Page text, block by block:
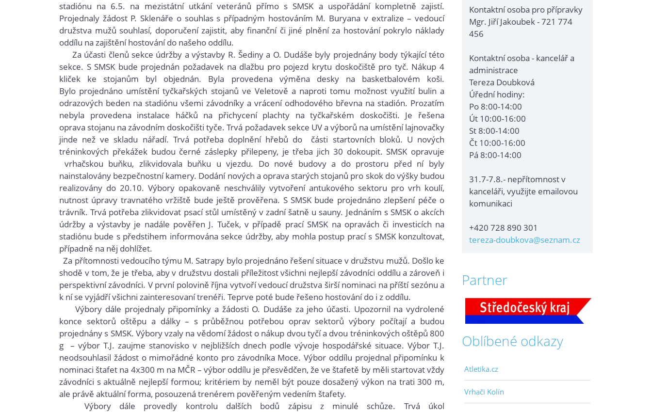
Kontaktní osoba pro přípravky
Mgr. Jiří Jakoubek - 721 774
456
Kontaktní osoba - kancelář a
administrace
Tereza Doubková
Úřední hodiny:
Po 8:00-14:00
Út 10:00-16:00
St 8:00-14:00
Čt 10:00-16:00
Pá 8:00-14:00
31.7-7.8.- nepřítomnost v
kanceláři, využijte emailovou
komunikaci
+420 728 890 301
tereza-doubkova@seznam.cz
Partner
Oblíbené odkazy
Atletika.cz
Vrhači Kolín
stadiónu na 6.5. na mezistátní utkání veteránů přímo s SMSK a uspořádání kompletně zajistí.
Projednaly žádost P. Sklenáře o souhlas s případným hostováním M. Buryana v extralize – vedoucí
družstva mužů souhlasí, doporučení zajistit, aby finanční či jiné plnění za hostování pokrylo náklady
oddílu na zajištění hostování do našeho oddílu.
Za účasti členů sekce údržby a výstavby R. Šediny a O. Dudáše byly projednány body týkající této
sekce. S SMSK bude projednán požadavek na dlažbu pro pojezd krytu doskočiště pro tyč. Nákup 4
kliček ke stojanům byl objednán. Byla provedena
výměna desky na basketbalovém koši.
Bylo projednáno umístění tyčkařských stojanů ve Veletově a naproti tomu možnost využití bulin a
odrazových beden na stadiónu všemi závodníky a vrácení odhodového břevna na stadión. Prozatím
nebyla provedena instalace háčků na přichycení plachty na tyčkařském doskočišti. Je řešena
oprava stojanu na závodním doskočišti tyče. Trvá požadavek sekce UV a výborů na umístění lajnovačky
jinde než ve skladu nářadí. Trvá potřeba doplnění hřebů do části startovních bloků. U nových
tréninkových překážek budou černé záslepky přilepeny, je třeba jich 30 dokoupit. SMSK opravuje
vrhačskou buňku, zlikvidovala buňku u vjezdu. Do nové budovy a do prostoru před ní byly
nainstalovány bezpečnostní kamery. Dodání nových a oprava starých stojanů pro skok do výšky budou
realizovány do 20.10. Výbory opakovaně neschválily vytvoření antukového sektoru pro vrh koulí,
nutnost úpravy travnatého vržiště bude ještě prověřena. S SMSK bude projednáno zlepšení péče o
trávník. Trvá potřeba zlikvidovat psací stůl umístěný v zadní šatně u sauny. Jednáním s SMSK o akcích
údržby a výstavby je nadále pověřen J. Tuček, v případě prací SMSK na opravách či investicích na
stadiónu bude s předstihem informována sekce údržby, aby mohla postup prací s SMSK konzultovat,
případně na něj dohlížet.
Za přítomnosti vedoucího týmu M. Satrapy bylo projednáno řešení situace v družstvu mužů. Došlo ke
shodě v tom, že je třeba, aby v družstvu dostali příležitost všichni nejlepší závodníci oddílu a zároveň i
perspektivní závodníci. V první polovině října vytvoří vedoucí družstva širší nominaci na příští sezónu a
k ní se vyjádří všichni zainteresovaní trenéři. Teprve poté bude řešeno hostování do i z oddílu.
Výbory dále projednaly připomínky a žádosti O. Dudáše za jeho účasti. Upozornil na vydrolené
konce sektorů oštěpu a dálky – s průběžnou potřebou oprav sektorů výbory počítají a budou
projednány s SMSK. Výbory vzaly na vědomí žádost o nákup dvou tyčí a dvou tréninkových oštěpů 800
g – výbor T.J. zaujme stanovisko v nejbližších dnech podle vývoje hospodářské situace. Výbor T.J.
neodsouhlasil žádost o mimořádné konto pro závodníka Moce. Výbor oddílu projednal připomínku k
nominaci štafet na 4x300 m na MČR – výbor oddílu je přesvědčen, že ve štafetě by měli startovat vždy
závodníci s aktuálně nejlepší formou; kritériem by neměl být pouze dosažený výkon na trati 300 m,
ale právě aktuální forma, posouzená trenérem pověřeným vedením štafety.
Výbory dále provedly kontrolu dalších bodů zápisu z minulé schůze. Trvá úkol